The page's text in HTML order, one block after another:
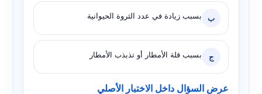
ب بسبب زيادة في عدد الثروة الحيوانية
ج بسبب قلة الأمطار أو تذبذب الأمطار
عرض السؤال داخل الاختبار الأصلي